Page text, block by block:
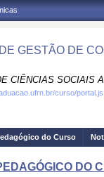
GESTÃO DE
CIÊNCIAS SOCIAIS
curso/portal.js
do Curso
DO